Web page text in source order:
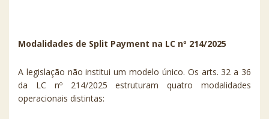
Modalidades de Split Payment na LC nº 214/2025
A legislação não institui um modelo único. Os arts. 32 a 36
da LC nº 214/2025 estruturam quatro modalidades
operacionais distintas: